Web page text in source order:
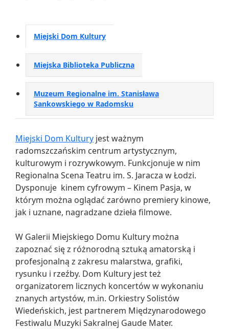
Miejski Dom Kultury
Miejska Biblioteka Publiczna
Muzeum Regionalne im. Stanisława
Sankowskiego w Radomsku
Miejski Dom Kultury jest ważnym
radomszczańskim centrum artystycznym,
kulturowym i rozrywkowym. Funkcjonuje w nim
Regionalna Scena Teatru im. S. Jaracza w Łodzi.
Dysponuje kinem cyfrowym – Kinem Pasja, w
którym można oglądać zarówno premiery kinowe,
jak i uznane, nagradzane dzieła filmowe.
W Galerii Miejskiego Domu Kultury można
zapoznać się z różnorodną sztuką amatorską i
profesjonalną z zakresu malarstwa, grafiki,
rysunku i rzeźby. Dom Kultury jest też
organizatorem licznych koncertów w wykonaniu
znanych artystów, m.in. Orkiestry Solistów
Wiedeńskich, jest partnerem Międzynarodowego
Festiwalu Muzyki Sakralnej Gaude Mater.